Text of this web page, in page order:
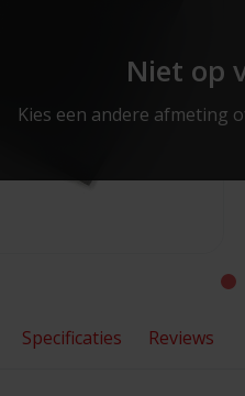
Niet op
Kies een andere afmeting
Specificaties Reviews